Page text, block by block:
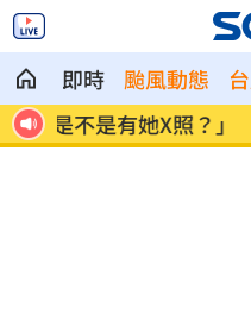
即時 颱風動態
歐洲最強情報機關
冠